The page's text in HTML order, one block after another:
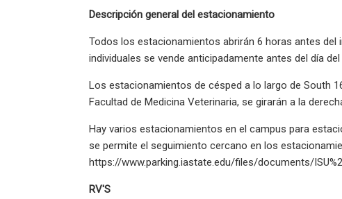
Descripción general del estacionamiento
Todos los estacionamientos abrirán 6 horas antes
individuales se vende anticipadamente antes del día
Los estacionamientos de césped a lo largo de South
Facultad de Medicina Veterinaria, se girarán a la
Hay varios estacionamientos en el campus para
se permite el seguimiento cercano en los
https://www.parking.iastate.edu/files/documents/
RV'S